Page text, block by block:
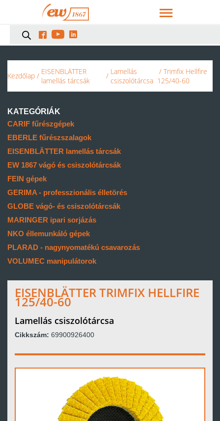
  
Kezdőlap / EISENBLÄTTER
lamellás tárcsák
/ Lamellás
csiszolótárcsa
/ Trimfix Hellfire
125/40-60
KATEGÓRIÁK
CARIF fűrészgépek
EBERLE fűrészszalagok
EISENBLÄTTER lamellás tárcsák
EW 1867 vágó és csiszolótárcsák
FEIN gépek
GERIMA - professzionális élletörés
GLOBE vágó- és csiszolótárcsák
MARINGER ipari sorjázás
NKO éllemunkáló gépek
PLARAD - nagynyomatékú csavarozás
VOLUMEC manipulátorok
EISENBLÄTTER TRIMFIX HELLFIRE
125/40-60
Lamellás csiszolótárcsa
Cikkszám: 69900926400